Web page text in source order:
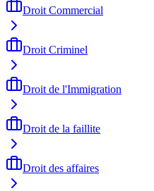
Droit Commercial
Droit Criminel
Droit de l'Immigration
Droit de la faillite
Droit des affaires